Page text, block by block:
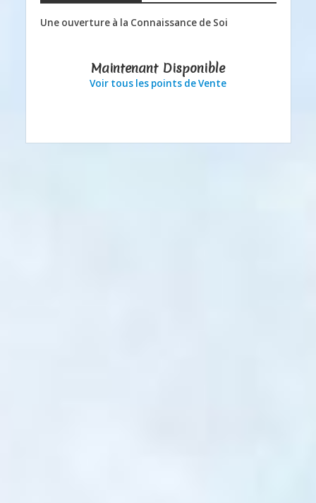
Une ouverture à la Connaissance de Soi
Maintenant Disponible
Voir tous les points de Vente